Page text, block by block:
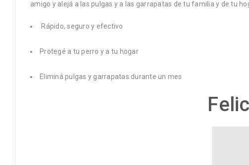
amigo y alejá a las pulgas y a las garrapatas de tu familia y de tu
Rápido, seguro y efectivo
Protegé a tu perro y a tu hogar
Eliminá pulgas y garrapatas durante un mes